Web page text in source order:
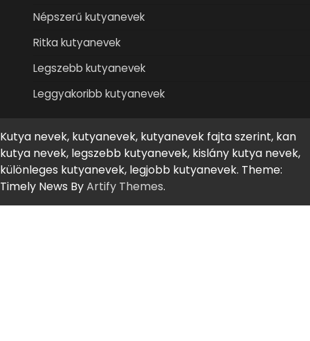
Népszerű kutyanevek
Ritka kutyanevek
Legszebb kutyanevek
Leggyakoribb kutyanevek
Kutya nevek, kutyanevek, kutyanevek fajta szerint, kan
kutya nevek, legszebb kutyanevek, kislány kutya nevek,
különleges kutyanevek, legjobb kutyanevek. Theme:
Timely News ByArtify Themes.